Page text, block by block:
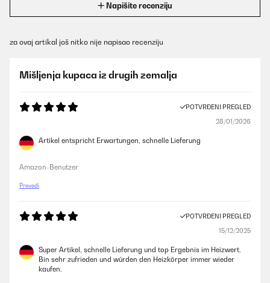
Napišite recenziju
za ovaj artikal još nitko nije napisao recenziju
Mišljenja kupaca iz drugih zemalja
POTVRĐENI PREGLED
28/01/2026
Artikel entspricht Erwartungen, schnelle Lieferung
Amazon-Benutzer
Prevedi
POTVRĐENI PREGLED
15/12/2025
Super Artikel, schnelle Lieferung und top Ergebnis im Heizwert.
Bin sehr zufrieden und würden den Heizkörper immer wieder
kaufen.